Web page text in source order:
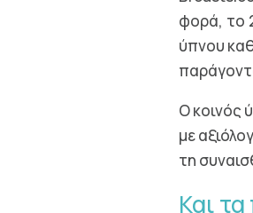
φορά, το
ύπνου
Ο κοινός
με
τη
Και